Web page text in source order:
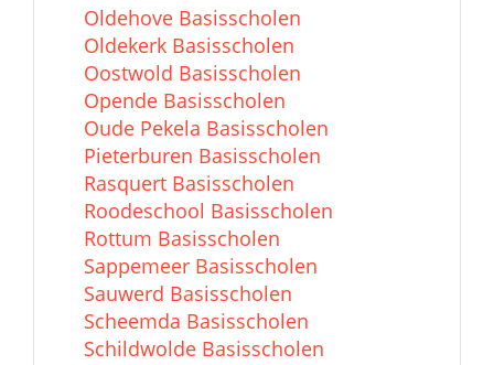
Oldehove Basisscholen
Oldekerk Basisscholen
Oostwold Basisscholen
Opende Basisscholen
Oude Pekela Basisscholen
Pieterburen Basisscholen
Rasquert Basisscholen
Roodeschool Basisscholen
Rottum Basisscholen
Sappemeer Basisscholen
Sauwerd Basisscholen
Scheemda Basisscholen
Schildwolde Basisscholen